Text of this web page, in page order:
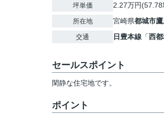
坪単価 2.27万円(57.78
所在地 宮崎県都城市
交通 日豊本線 「西
セールスポイント
閑静な住宅地です。
ポイント